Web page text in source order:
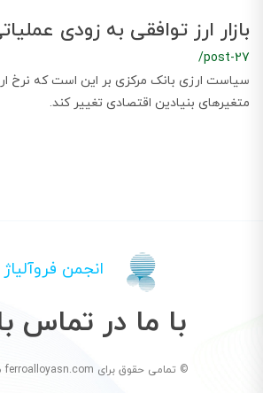
بازار ارز توافقی به زودی
/post-27
سیاست ارزی بانک مرکزی بر این است که نرخ ارز
متغیرهای بنیادین اقتصادی تغییر کند.
انجمن فروآلیاژ
با ما در تماس
© تمامی حقوق برای ferroalloyasn.com محفوظ است.